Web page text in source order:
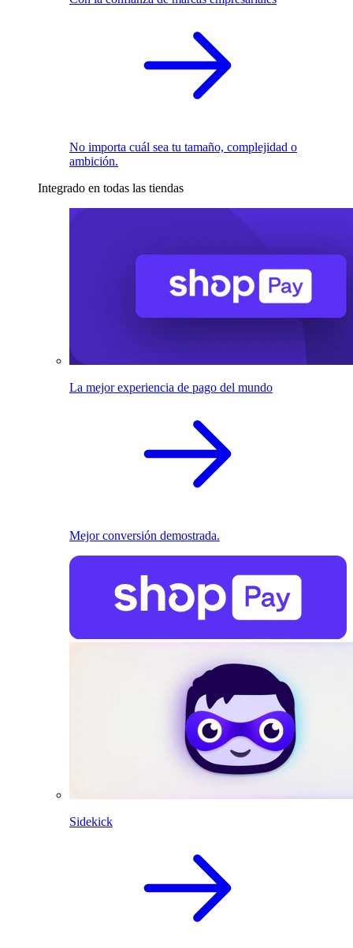
No importa cuál sea tu tamaño, complejidad o
ambición.
Integrado en todas las tiendas
La mejor experiencia de pago del mundo
Mejor conversión demostrada.
Sidekick